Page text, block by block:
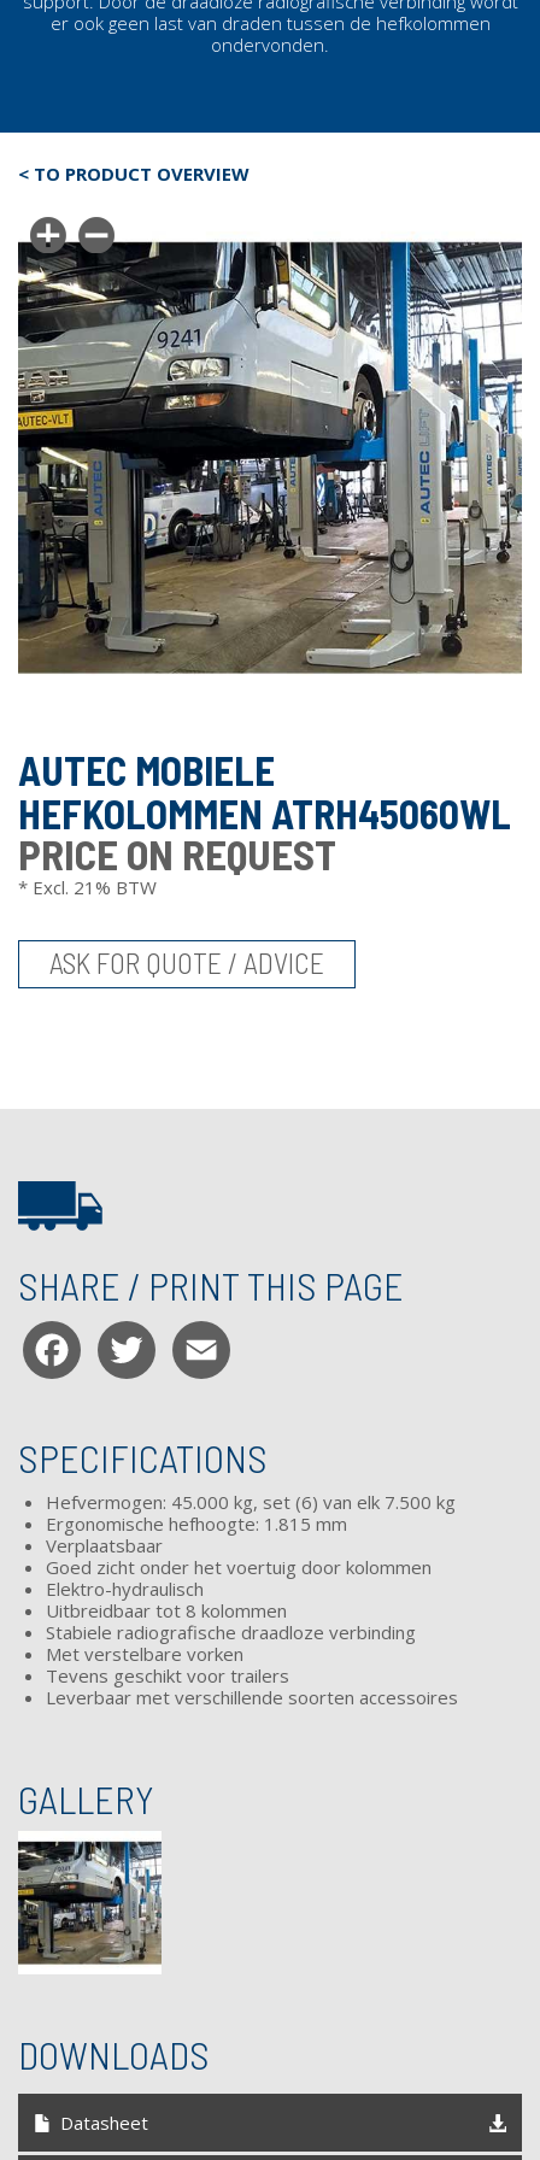
er ook geen last van draden tussen de hefkolommen
ondervonden.
< TO PRODUCT OVERVIEW
AUTEC MOBIELE
HEFKOLOMMEN ATRH45060WL
PRICE ON REQUEST
* Excl. 21% BTW
ASK FOR QUOTE / ADVICE
SHARE / PRINT THIS PAGE
FacebookTwitter
SPECIFICATIONS
Hefvermogen: 45.000 kg, set (6) van elk 7.500 kg
Ergonomische hefhoogte: 1.815 mm
Verplaatsbaar
Goed zicht onder het voertuig door kolommen
Elektro-hydraulisch
Uitbreidbaar tot 8 kolommen
Stabiele radiografische draadloze verbinding
Met verstelbare vorken
Tevens geschikt voor trailers
Leverbaar met verschillende soorten accessoires
GALLERY
DOWNLOADS
Datasheet